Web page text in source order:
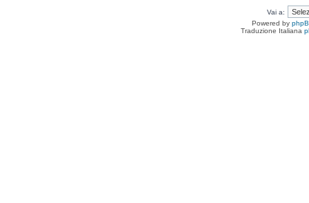
Vai a:
Powered by
Traduzione Italiana